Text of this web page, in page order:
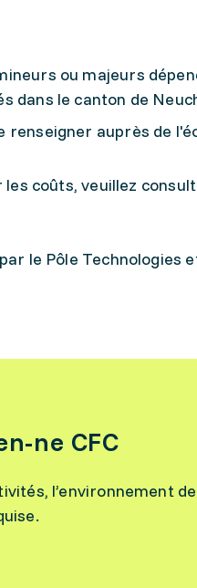
ou majeurs
dans le canton de
renseigner auprès de
coûts, veuillez
le Pôle Technologies
ne CFC
l’environnement de